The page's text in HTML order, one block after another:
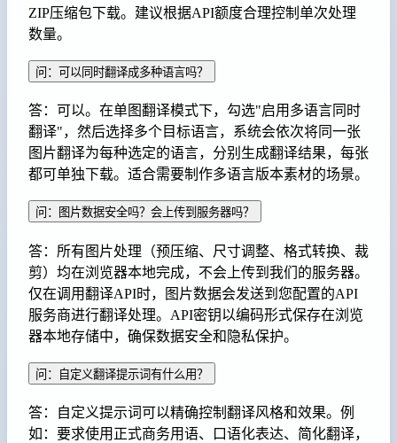
ZIP压缩包下载。建议根据API额度合理控制单次处理
数量。
问：可以同时翻译成多种语言吗？
答：可以。在单图翻译模式下，勾选"启用多语言同时
翻译"，然后选择多个目标语言，系统会依次将同一张
图片翻译为每种选定的语言，分别生成翻译结果，每张
都可单独下载。适合需要制作多语言版本素材的场景。
问：图片数据安全吗？会上传到服务器吗？
答：所有图片处理（预压缩、尺寸调整、格式转换、裁
剪）均在浏览器本地完成，不会上传到我们的服务器。
仅在调用翻译API时，图片数据会发送到您配置的API
服务商进行翻译处理。API密钥以编码形式保存在浏览
器本地存储中，确保数据安全和隐私保护。
问：自定义翻译提示词有什么用？
答：自定义提示词可以精确控制翻译风格和效果。例
如：要求使用正式商务用语、口语化表达、简化翻译，